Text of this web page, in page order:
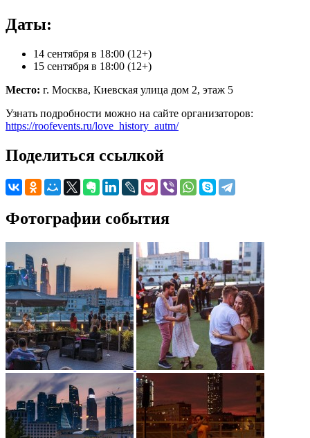
Даты:
14 сентября в 18:00 (12+)
15 сентября в 18:00 (12+)
Место: г. Москва, Киевская улица дом 2, этаж 5
Узнать подробности можно на сайте организаторов:
https://roofevents.ru/love_history_autm/
Поделиться ссылкой
Фотографии события